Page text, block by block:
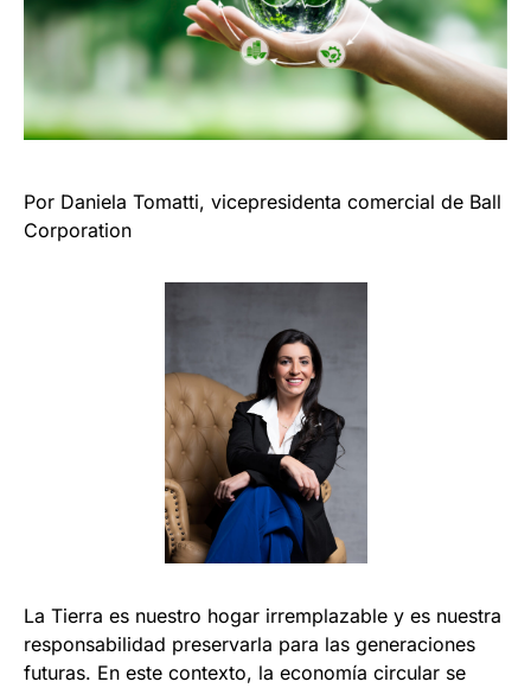
Por Daniela Tomatti, vicepresidenta comercial de Ball
Corporation
La Tierra es nuestro hogar irremplazable y es nuestra
responsabilidad preservarla para las generaciones
futuras. En este contexto, la economía circular se